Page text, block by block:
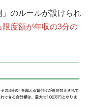
のルールが設けられ
度額が年収の3分の